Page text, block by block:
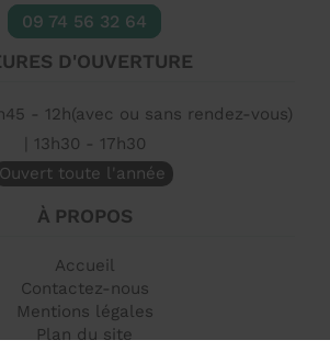
09 74 56 32 64
D'OUVERTURE
- 12h(avec ou sans rendez-vous)
| 13h30 - 17h30
Ouvert toute l'année
À PROPOS
Accueil
Contactez-nous
Mentions légales
Plan du site